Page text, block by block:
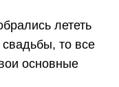
лететь
то все
основные